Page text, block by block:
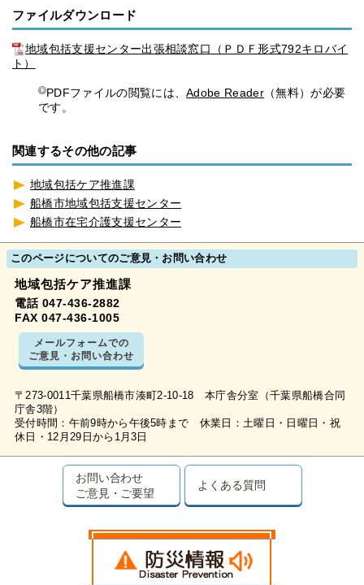
ファイルダウンロード
地域包括支援センター出張相談窓口（ＰＤＦ形式792キロバイ
ト）
PDFファイルの閲覧には、Adobe Reader （無料）が必要
です。
関連するその他の記事
地域包括ケア推進課
船橋市地域包括支援センター
船橋市在宅介護支援センター
このページについてのご意見・お問い合わせ
地域包括ケア推進課
電話 047-436-2882
FAX 047-436-1005
メールフォームでの
ご意見・お問い合わせ
〒273-0011千葉県船橋市湊町2-10-18 本庁舎分室（千葉県船橋合同
庁舎3階）
受付時間：午前9時から午後5時まで 休業日：土曜日・日曜日・祝
休日・12月29日から1月3日
お問い合わせ
ご意見・ご要望
よくある質問